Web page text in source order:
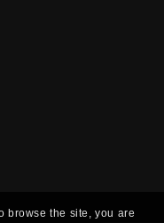
browse the site, you are